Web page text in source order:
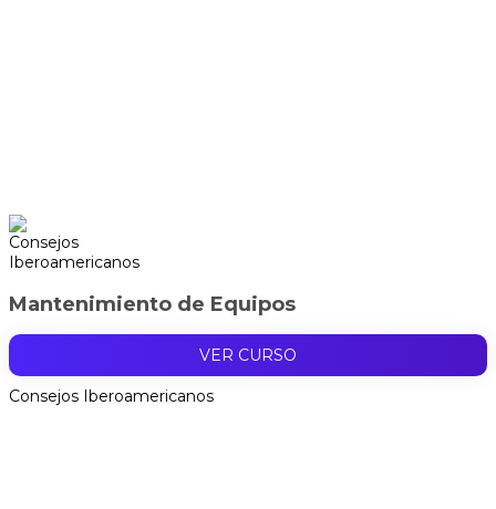
Mantenimiento de Equipos
VER CURSO
Consejos Iberoamericanos